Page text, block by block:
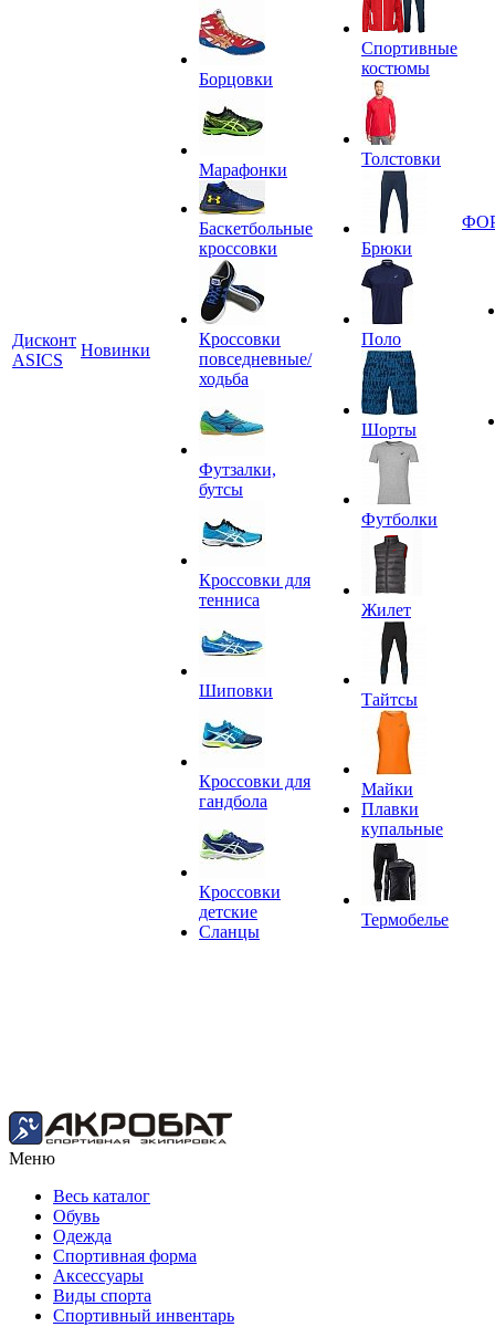
Дисконт
ASICS
Новинки
Борцовки
Марафонки
Баскетбольные
кроссовки
Кроссовки
повседневные/
ходьба
Футзалки,
бутсы
Кроссовки для
тенниса
Шиповки
Кроссовки для
гандбола
Кроссовки
детские
Сланцы
Спортивные
костюмы
Толстовки
Брюки
Поло
Шорты
Футболки
Жилет
Тайтсы
Майки
Плавки
купальные
Термобелье
Меню
Весь каталог
Обувь
Одежда
Спортивная форма
Аксессуары
Виды спорта
Спортивный инвентарь